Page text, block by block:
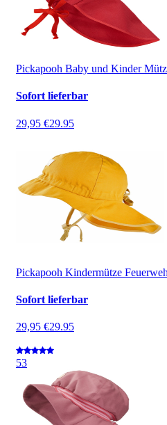
Pickapooh Baby und Kinder
Sofort lieferbar
29,95 €29.95
Pickapooh Kindermütze
Sofort lieferbar
29,95 €29.95
53